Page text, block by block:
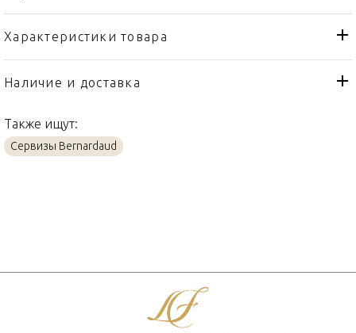
Характеристики товара
Тип товара
Чашка
Бренд
Страна производителя
Материал
Наличие и доставка
Также ищут:
Сервизы Bernardaud